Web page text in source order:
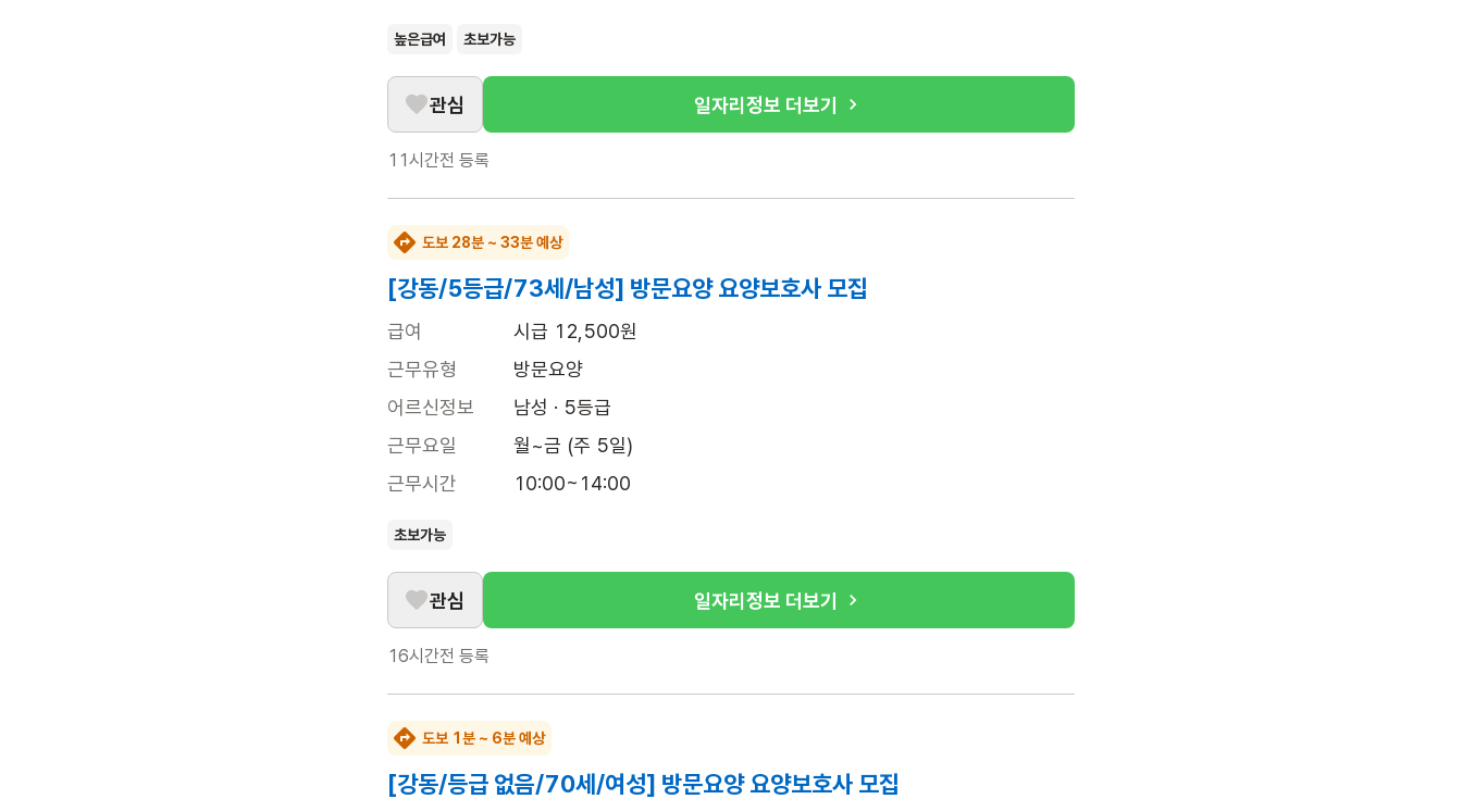
높은급여 초보가능
관심 일자리정보 더보기
11시간전 등록
도보 28분 ~ 33분 예상
[강동/5등급/73세/남성] 방문요양 요양보호사 모집
급여
시급 12,500원
근무유형
방문요양
어르신정보
남성 · 5등급
근무요일
월~금 (주 5일)
근무시간
10:00~14:00
초보가능
관심 일자리정보 더보기
16시간전 등록
도보 1분 ~ 6분 예상
[강동/등급 없음/70세/여성] 방문요양 요양보호사 모집